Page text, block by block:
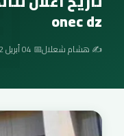
onec dz
✍️ هشام شعلال📅 04 أبريل 2022